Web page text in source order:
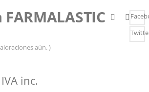
aún. )
IVA inc.